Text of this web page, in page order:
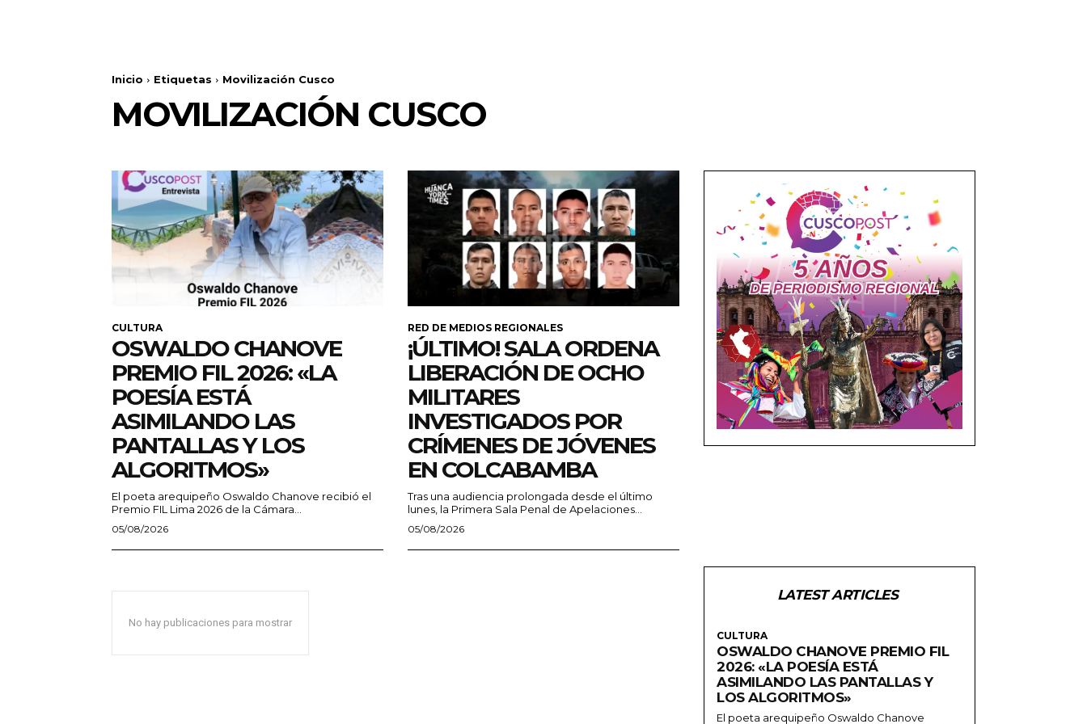
Inicio Etiquetas Movilización Cusco
MOVILIZACIÓN CUSCO
CULTURA
OSWALDO CHANOVE
PREMIO FIL 2026: «LA
POESÍA ESTÁ
ASIMILANDO LAS
PANTALLAS Y LOS
ALGORITMOS»
El poeta arequipeño Oswaldo Chanove recibió el
Premio FIL Lima 2026 de la Cámara...
05/08/2026
RED DE MEDIOS REGIONALES
¡ÚLTIMO! SALA ORDENA
LIBERACIÓN DE OCHO
MILITARES
INVESTIGADOS POR
CRÍMENES DE JÓVENES
EN COLCABAMBA
Tras una audiencia prolongada desde el último
lunes, la Primera Sala Penal de Apelaciones...
05/08/2026
No hay publicaciones para mostrar
LATEST ARTICLES
CULTURA
OSWALDO CHANOVE PREMIO FIL
2026: «LA POESÍA ESTÁ
ASIMILANDO LAS PANTALLAS Y
LOS ALGORITMOS»
El poeta arequipeño Oswaldo Chanove